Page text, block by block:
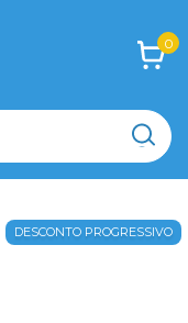
0
DESCONTO PROGRESSIVO